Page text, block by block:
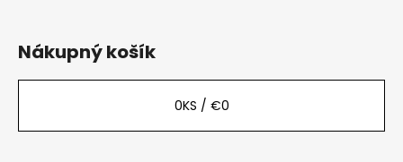
Nákupný košík
0KS / €0